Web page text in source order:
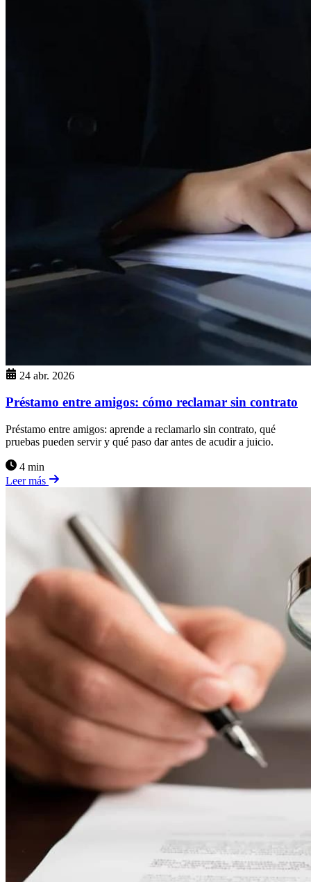
24 abr. 2026
Préstamo entre amigos: cómo reclamar sin contrato
Préstamo entre amigos: aprende a reclamarlo sin contrato, qué
pruebas pueden servir y qué paso dar antes de acudir a juicio.
4 min
Leer más